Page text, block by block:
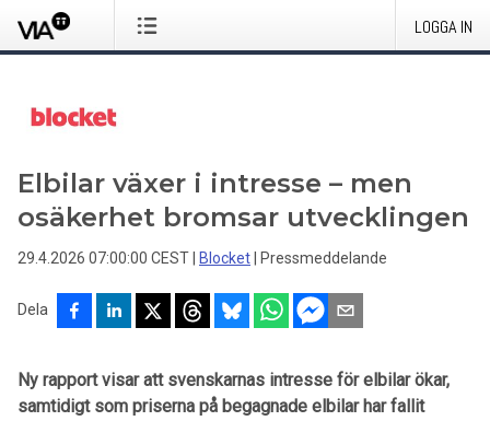
LOGGA IN
Elbilar växer i intresse – men
osäkerhet bromsar utvecklingen
29.4.2026 07:00:00 CEST Blocket Pressmeddelande
Dela
Ny rapport visar att svenskarnas intresse för elbilar ökar,
samtidigt som priserna på begagnade elbilar har fallit